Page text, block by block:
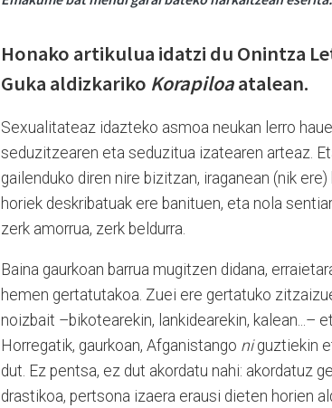
Honako artikulua idatzi du Onintza
Guka aldizkariko Korapiloaatalean.
Sexualitateaz idazteko asmoa neukan lerro
seduzitzearen eta seduzitua izatearen arteaz.
gailenduko diren nire bizitzan, iraganean (nik
horiek deskribatuak ere banituen, eta nola
zerk amorrua, zerk beldurra.
Baina gaurkoan barrua mugitzen didana,
hemen gertatutakoa. Zuei ere gertatuko
noizbait –bikotearekin, lankidearekin, kalean...–
Horregatik, gaurkoan, Afganistango niguztiekin
dut. Ez pentsa, ez dut akordatu nahi: akordatuz
drastikoa, pertsona izaera erausi dieten horien